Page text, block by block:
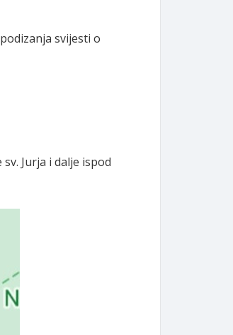
svijesti o
Jurja i dalje ispod